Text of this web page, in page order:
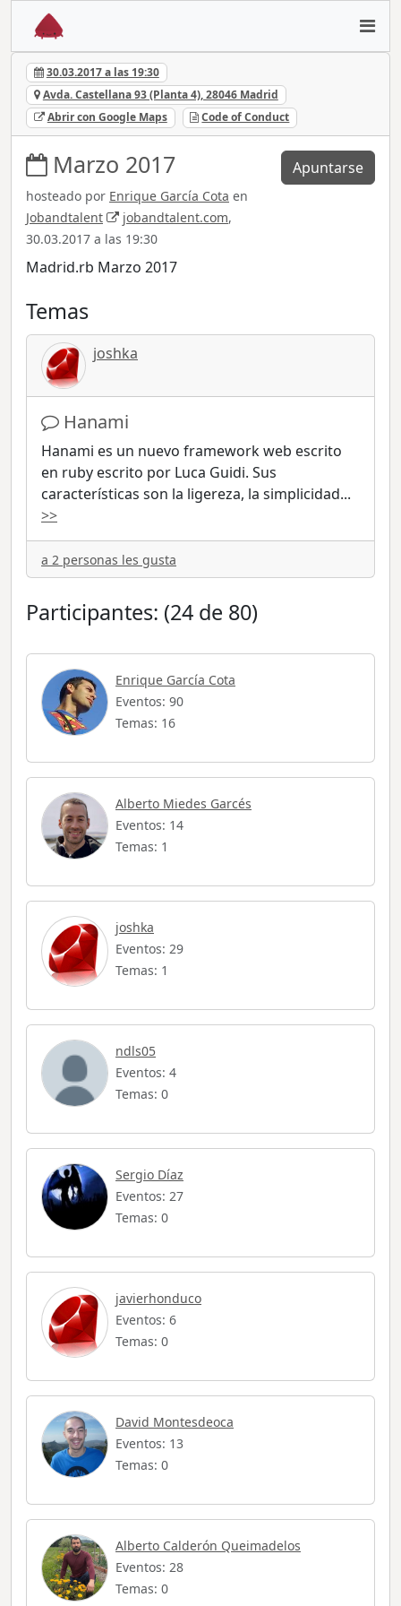
30.03.2017 a las 19:30
Avda. Castellana 93 (Planta 4), 28046 Madrid
Abrir con Google Maps
Code of Conduct
Marzo 2017
hosteado por Enrique García Cota en
Jobandtalent
jobandtalent.com,
30.03.2017 a las 19:30
Apuntarse
Madrid.rb Marzo 2017
Temas
joshka
Hanami
Hanami es un nuevo framework web escrito
en ruby escrito por Luca Guidi. Sus
características son la ligereza, la simplicidad...
>>
a 2 personas les gusta
Participantes: (24 de 80)
Enrique García Cota
Eventos: 90
Temas: 16
Alberto Miedes Garcés
Eventos: 14
Temas: 1
joshka
Eventos: 29
Temas: 1
ndls05
Eventos: 4
Temas: 0
Sergio Díaz
Eventos: 27
Temas: 0
javierhonduco
Eventos: 6
Temas: 0
David Montesdeoca
Eventos: 13
Temas: 0
Alberto Calderón Queimadelos
Eventos: 28
Temas: 0